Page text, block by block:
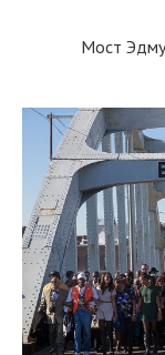
Мост